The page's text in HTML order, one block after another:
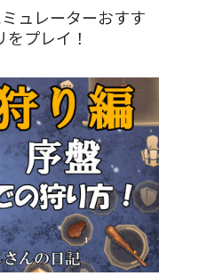
ュレーターおすす
プレイ！